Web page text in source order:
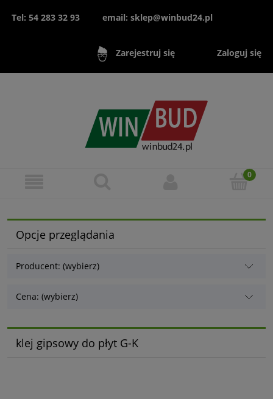
Tel: 54 283 32 93 email: sklep@winbud24.pl
Zarejestruj się Zaloguj się
Opcje przeglądania
Producent: (wybierz)
Cena: (wybierz)
klej gipsowy do płyt G-K